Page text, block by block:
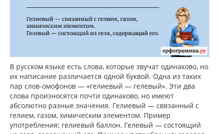
В русском языке есть слова, которые звучат одинаково, но
их написание различается одной буквой. Одна из таких
пар слов-омофонов — «гелиевый — гелевый». Эти два
слова произносятся почти одинаково, но имеют
абсолютно разные значения. Гелиевый — связанный с
гелием, газом, химическим элементом. Пример
употребления: гелиевый баллон. Гелевый — состоящий